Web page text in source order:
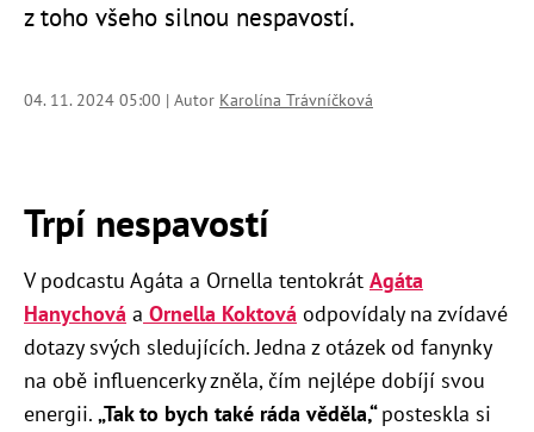
z toho všeho silnou nespavostí.
04. 11. 2024 05:00 | Autor Karolína Trávníčková
Trpí nespavostí
V podcastu Agáta a Ornella tentokrát Agáta
Hanychová a Ornella Koktová odpovídaly na zvídavé
dotazy svých sledujících. Jedna z otázek od fanynky
na obě influencerky zněla, čím nejlépe dobíjí svou
energii. „Tak to bych také ráda věděla,“posteskla si